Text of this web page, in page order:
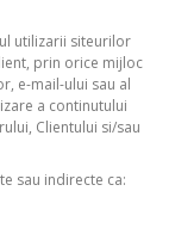
utilizarii siteurilor
prin orice mijloc
e-mail-ului sau al
a continutului
Clientului si/sau
sau indirecte ca: